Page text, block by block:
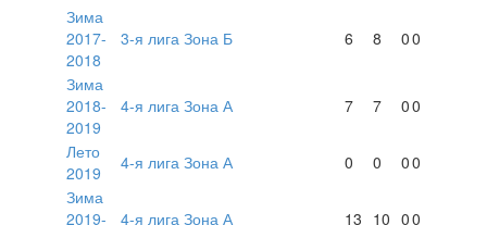
Зима
2017-
2018
3-я лига Зона Б 6 8 00
Зима
2018-
2019
4-я лига Зона А 7 7 00
Лето
2019
4-я лига Зона А 0 0 00
Зима
2019-
4-я лига Зона А 13 10 00